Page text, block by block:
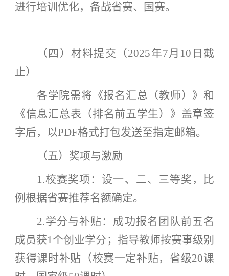
进行培训优化，备战省赛、国赛。
（四）材料提交（2025年7月10日截
止）
各学院需将《报名汇总（教师）》和
《信息汇总表（排名前五学生）》盖章签
字后，以PDF格式打包发送至指定邮箱。
（五）奖项与激励
1.校赛奖项：设一、二、三等奖，比
例根据省赛推荐名额确定。
2.学分与补贴：成功报名团队前五名
成员获1个创业学分；指导教师按赛事级别
获得课时补贴（校赛一定补贴，省级20课